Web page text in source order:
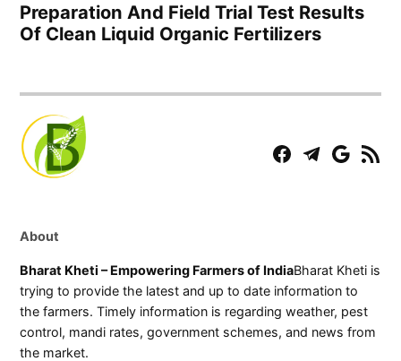
Preparation And Field Trial Test Results
Of Clean Liquid Organic Fertilizers
FacebookTelegram
Play RSS
About
Bharat Kheti – Empowering Farmers of IndiaBharat Kheti is
trying to provide the latest and up to date information to
the farmers. Timely information is regarding weather, pest
control, mandi rates, government schemes, and news from
the market.